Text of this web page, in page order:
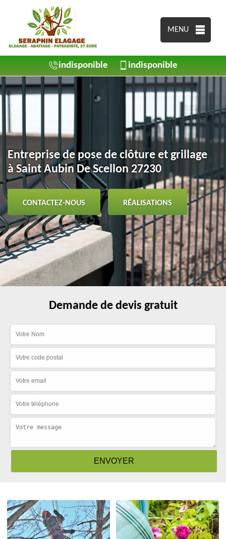
MENU
indisponible indisponible
Entreprise de pose de clôture et grillage
à Saint Aubin De Scellon 27230
CONTACTEZ-NOUS RÉALISATIONS
Demande de devis gratuit